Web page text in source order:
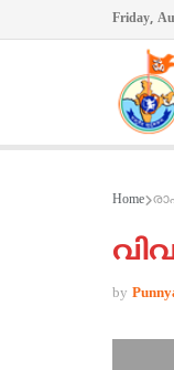
Friday,
Home
by